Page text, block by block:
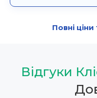
Повні
Відгуки